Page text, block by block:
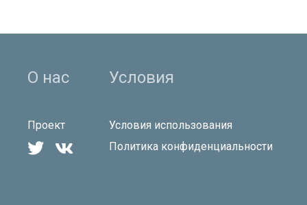
О нас
Проект
 
Условия
Условия использования
Политика конфиденциальности